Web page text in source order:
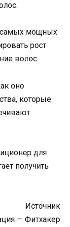
самых мощных
рост
волос.
оно
которые
для
получить
Источник
— Фитхакер